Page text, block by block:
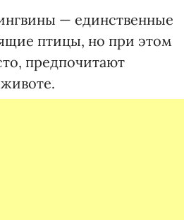
— единственные
птицы, но при этом
предпочитают